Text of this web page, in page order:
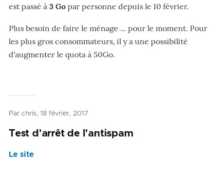
est passé à 3 Go par personne depuis le 10 février.
Plus besoin de faire le ménage ... pour le moment. Pour
les plus gros consommateurs, il y a une possibilité
d'augmenter le quota à 50Go.
Par chris, 18 février, 2017
Test d'arrêt de l'antispam
Le site